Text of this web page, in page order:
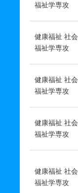
福祉学専攻
健康福祉 社会
福祉学専攻
健康福祉 社会
福祉学専攻
健康福祉 社会
福祉学専攻
健康福祉 社会
福祉学専攻